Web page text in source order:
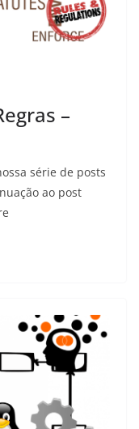
–
série de posts
ao post